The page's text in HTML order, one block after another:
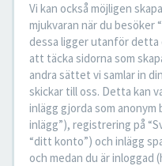
Vi kan också möjligen
mjukvaran när du besöker
dessa ligger utanför
att täcka sidorna som
andra sättet vi samlar in
skickar till oss. Detta kan
inlägg gjorda som anonym
inlägg”), registrering på
“ditt konto”) och inlägg
och medan du är inloggad